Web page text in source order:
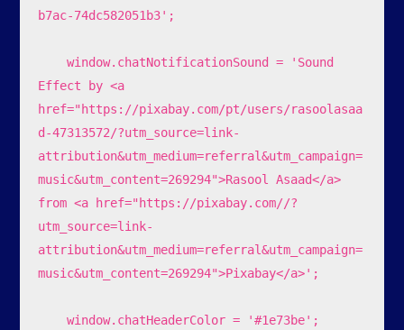
b7ac-74dc582051b3';
    window.chatNotificationSound = 'Sound
Effect by <a
href="https://pixabay.com/pt/users/rasoolasaa
d-47313572/?utm_source=link-
attribution&utm_medium=referral&utm_campaign=
music&utm_content=269294">Rasool Asaad</a>
from <a href="https://pixabay.com//?
utm_source=link-
attribution&utm_medium=referral&utm_campaign=
music&utm_content=269294">Pixabay</a>';
    window.chatHeaderColor = '#1e73be';